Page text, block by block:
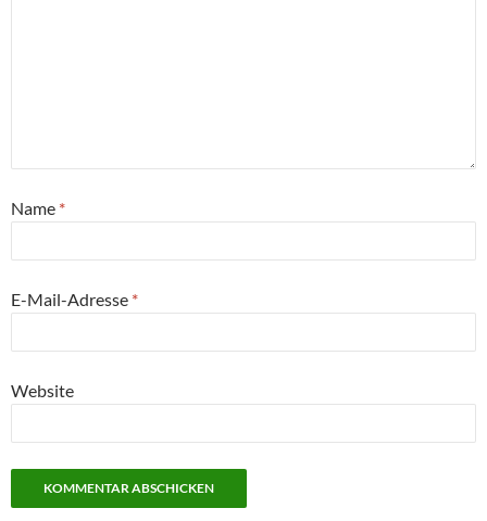
Name *
E-Mail-Adresse *
Website